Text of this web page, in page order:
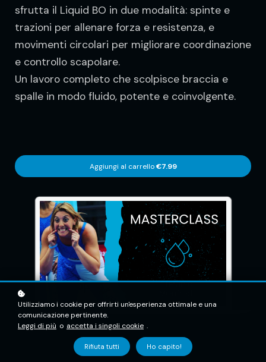
sfrutta il Liquid BO in due modalità: spinte e
trazioni per allenare forza e resistenza, e
movimenti circolari per migliorare coordinazione
e controllo scapolare.
Un lavoro completo che scolpisce braccia e
spalle in modo fluido, potente e coinvolgente.
Aggiungi al carrello €7.99
Utilizziamo i cookie per offrirti un'esperienza ottimale e una
comunicazione pertinente.
Leggi di più o accetta i singoli cookie .
Rifiuta tutti Ho capito!